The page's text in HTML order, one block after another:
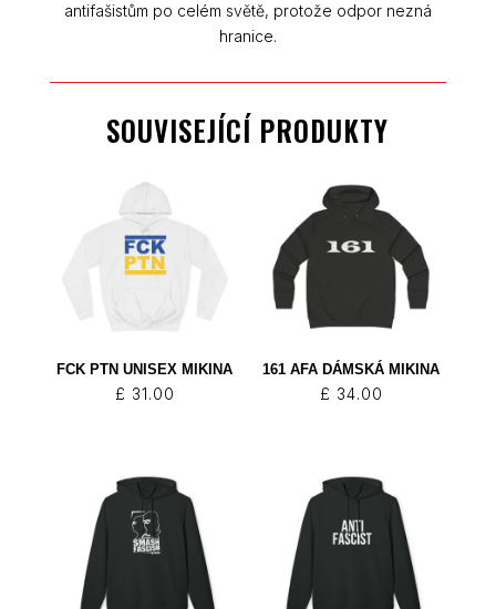
antifašistům po celém světě, protože odpor nezná
hranice.
SOUVISEJÍCÍ PRODUKTY
FCK PTN UNISEX MIKINA
£ 31.00
161 AFA DÁMSKÁ MIKINA
£ 34.00